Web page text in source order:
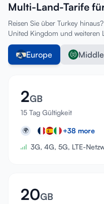
Multi-Land-Tarife
Reisen Sie über Turkey
United Kingdom und weiteren
Europe
2GB
15 Tag Gültigkeit
🌍 +38 more
3G, 4G, 5G, LTE-
20GB